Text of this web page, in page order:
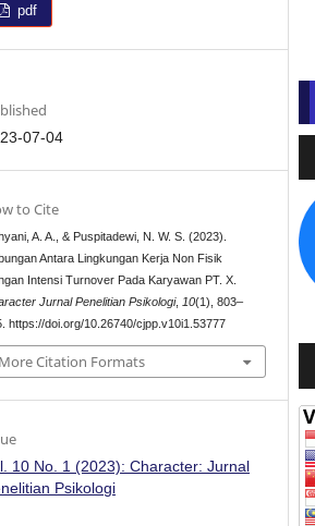
pdf
07-04
to Cite
A. A., & Puspitadewi, N. W. S. (2023).
Antara Lingkungan Kerja Non Fisik
Intensi Turnover Pada Karyawan PT. X.
Jurnal Penelitian Psikologi, 10(1), 803–
https://doi.org/10.26740/cjpp.v10i1.53777
More Citation Formats
10 No. 1 (2023): Character: Jurnal
Psikologi